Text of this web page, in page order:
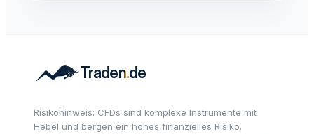
Risikohinweis: CFDs sind komplexe Instrumente mit
Hebel und bergen ein hohes finanzielles Risiko.